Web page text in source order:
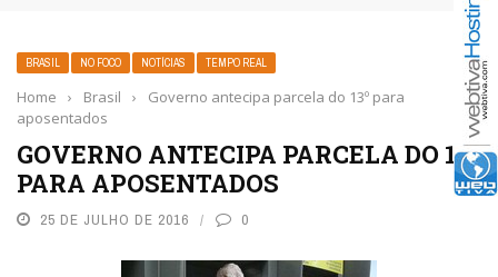
BRASIL NO FOCO NOTÍCIAS TEMPO REAL
Home › Brasil ›
Governo antecipa parcela do 13º para
aposentados
GOVERNO ANTECIPA PARCELA DO 13º
PARA APOSENTADOS
25 DE JULHO DE 2016 0